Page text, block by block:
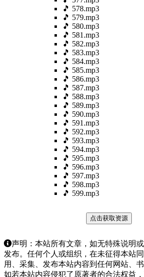
🎵 578.mp3
🎵 579.mp3
🎵 580.mp3
🎵 581.mp3
🎵 582.mp3
🎵 583.mp3
🎵 584.mp3
🎵 585.mp3
🎵 586.mp3
🎵 587.mp3
🎵 588.mp3
🎵 589.mp3
🎵 590.mp3
🎵 591.mp3
🎵 592.mp3
🎵 593.mp3
🎵 594.mp3
🎵 595.mp3
🎵 596.mp3
🎵 597.mp3
🎵 598.mp3
🎵 599.mp3
点击获取资源
声明：本站所有文章，如无特殊说明
发布。任何个人或组织，在未征得本站
用、采集、发布本站内容到任何网站、
如若本站内容侵犯了原著者的合法权益